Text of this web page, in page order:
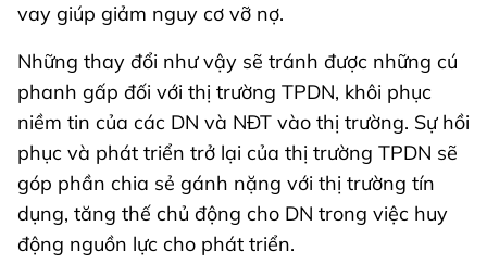
vay giúp giảm nguy cơ vỡ nợ.
Những thay đổi như vậy sẽ tránh được những cú
phanh gấp đối với thị trường TPDN, khôi phục
niềm tin của các DN và NĐT vào thị trường. Sự hồi
phục và phát triển trở lại của thị trường TPDN sẽ
góp phần chia sẻ gánh nặng với thị trường tín
dụng, tăng thế chủ động cho DN trong việc huy
động nguồn lực cho phát triển.